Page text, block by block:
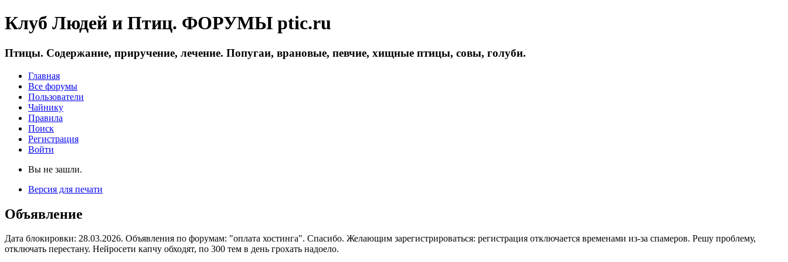
Клуб Людей и Птиц. ФОРУМЫ ptic.ru
Птицы. Содержание, приручение, лечение. Попугаи, врановые, певчие, хищные птицы, совы, голуби.
Главная
Все форумы
Пользователи
Чайнику
Правила
Поиск
Регистрация
Войти
Вы не зашли.
Версия для печати
Объявление
Дата блокировки: 28.03.2026. Объявления по форумам: "оплата хостинга". Спасибо. Желающим зарегистрироваться: регистрация отключается временами из-за спамеров. Решу проблему,
отключать перестану. Нейросети капчу обходят, по 300 тем в день грохать надоело.